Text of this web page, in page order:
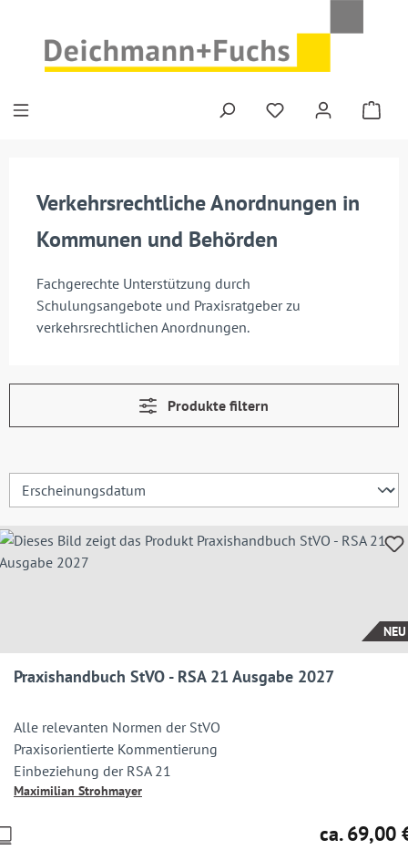
Verkehrsrechtliche Anordnungen in
Kommunen und Behörden
Fachgerechte Unterstützung durch
Schulungsangebote und Praxisratgeber zu
verkehrsrechtlichen Anordnungen.
Produkte filtern
NEU
Praxishandbuch StVO - RSA 21 Ausgabe 2027
Alle relevanten Normen der StVO
Praxisorientierte Kommentierung
Einbeziehung der RSA 21
Maximilian Strohmayer
Regulärer
ca. 69,00